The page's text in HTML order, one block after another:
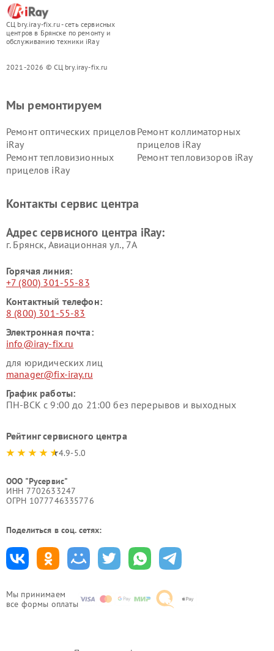
СЦ bry.iray-fix.ru - сеть сервисных
центров в Брянске по ремонту и
обслуживанию техники iRay
2021-2026 © СЦ bry.iray-fix.ru
Мы принимаем
все формы оплаты
Мы ремонтируем
Ремонт оптических прицелов
iRay
Ремонт коллиматорных
прицелов iRay
Ремонт тепловизионных
прицелов iRay
Ремонт тепловизоров iRay
Контакты сервис центра
Адрес сервисного центра iRay:
г. Брянск, Авиационная ул., 7А
Горячая линия:
+7 (800) 301-55-83
Контактный телефон:
8 (800) 301-55-83
Электронная почта:
info@iray-fix.ru
для юридических лиц
manager@fix-iray.ru
График работы:
ПН-ВСК с 9:00 до 21:00 без перерывов и выходных
Рейтинг сервисного центра
4.9-5.0
ООО "Русервис"
ИНН 7702633247
ОГРН 1077746335776
Поделиться в соц. сетях: